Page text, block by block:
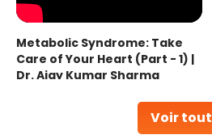
Voir tout
Metabolic Syndrome: Take
Care of Your Heart (Part - 1) |
Dr. Ajay Kumar Sharma